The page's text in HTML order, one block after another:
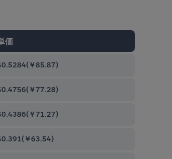
価
(￥85.87)
(￥77.28)
(￥71.27)
(￥63.54)